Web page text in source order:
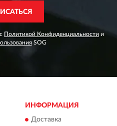
Политикой Конфиденциальности и
SOG
ИНФОРМАЦИЯ
Доставка